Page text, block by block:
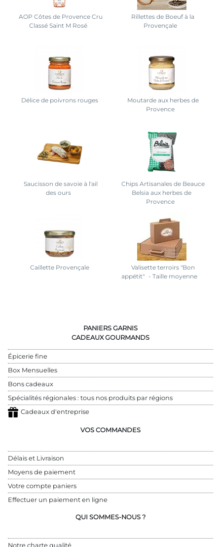
AOP Côtes de Provence Cru
Classé Saint M Rosé
Rillettes de Boeuf à la
Provençale
Délice de poivrons rouges
Moutarde aux herbes de
Provence
Saucisson de savoie à l'ail
des ours
Chips Artisanales de Beauce
Belsia aux herbes de
Provence
Caillette Provençale
Valisette terroirs "Bon
appétit" - Taille moyenne
PANIERS GARNIS
CADEAUX GOURMANDS
Épicerie fine
Box Mensuelles
Bons cadeaux
Spécialités régionales : tous nos produits par régions
Cadeaux d'entreprise
VOS COMMANDES
Délais et Livraison
Moyens de paiement
Votre compte paniers
Effectuer un paiement en ligne
QUI SOMMES-NOUS ?
Notre charte qualité